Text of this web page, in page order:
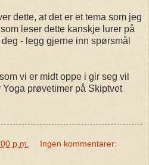
dette, at det er et tema som jeg
leser dette kanskje lurer på
- legg gjerne inn spørsmål
vi er midt oppe i gir seg vil
prøvetimer på Skiptvet
p.m. Ingen kommentarer: